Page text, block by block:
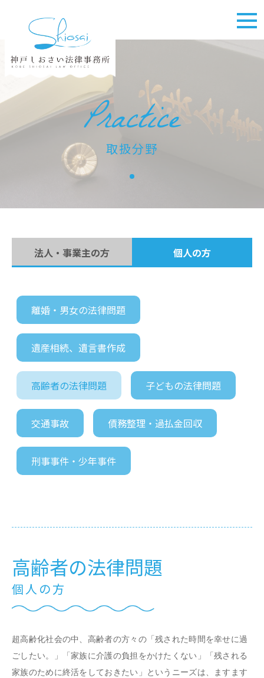
Practice
取扱分野
法人・事業主の方 個人の方
離婚・男女の法律問題
遺産相続、遺言書作成
高齢者の法律問題 子どもの法律問題
交通事故 債務整理・過払金回収
刑事事件・少年事件
高齢者の法律問題
個人の方
超高齢化社会の中、高齢者の方々の「残された時間を幸せに過
ごしたい。」「家族に介護の負担をかけたくない」「残される
家族のために終活をしておきたい」というニーズは、ますます